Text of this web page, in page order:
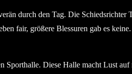
durch den Tag. Die Schiedsrichter
fair, größere Blessuren gab es
Diese Halle macht Lust